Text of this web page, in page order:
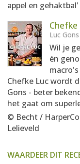
appel en
Chefke
Luc Gons
Wil je
én
Chefke Luc wordt
Gons - beter
het gaat om
© Becht /
Lelieveld
WAARDEER DIT